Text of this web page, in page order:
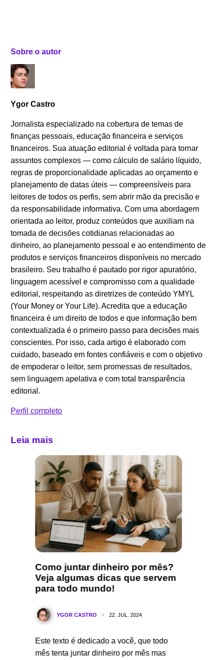
Sobre o autor
Ygor Castro
Jornalista especializado na cobertura de temas de
finanças pessoais, educação financeira e serviços
financeiros. Sua atuação editorial é voltada para tornar
assuntos complexos — como cálculo de salário líquido,
regras de proporcionalidade aplicadas ao orçamento e
planejamento de datas úteis — compreensíveis para
leitores de todos os perfis, sem abrir mão da precisão e
da responsabilidade informativa. Com uma abordagem
orientada ao leitor, produz conteúdos que auxiliam na
tomada de decisões cotidianas relacionadas ao
dinheiro, ao planejamento pessoal e ao entendimento de
produtos e serviços financeiros disponíveis no mercado
brasileiro. Seu trabalho é pautado por rigor apuratório,
linguagem acessível e compromisso com a qualidade
editorial, respeitando as diretrizes de conteúdo YMYL
(Your Money or Your Life). Acredita que a educação
financeira é um direito de todos e que informação bem
contextualizada é o primeiro passo para decisões mais
conscientes. Por isso, cada artigo é elaborado com
cuidado, baseado em fontes confiáveis e com o objetivo
de empoderar o leitor, sem promessas de resultados,
sem linguagem apelativa e com total transparência
editorial.
Perfil completo
Leia mais
Como juntar dinheiro por mês?
Veja algumas dicas que servem
para todo mundo!
YGOR CASTRO 22. JUL. 2024
Este texto é dedicado a você, que todo
mês tenta juntar dinheiro por mês mas